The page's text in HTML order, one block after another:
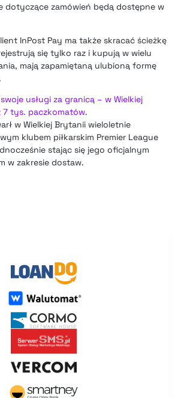
dotyczące zamówień będą dostępne w
InPost Pay ma także skracać ścieżkę
się tylko raz i kupują w wielu
mają zapamiętaną ulubioną formę
usługi za granicą – w Wielkiej
7 tys. paczkomatów.
w Wielkiej Brytanii wieloletnie
klubem piłkarskim Premier League
stając się jego oficjalnym
w zakresie dostaw.